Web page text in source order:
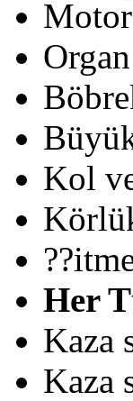
Kol
Her
Kaza
Kaza